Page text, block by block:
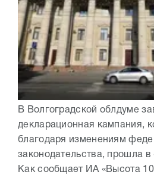
В Волгоградской облдуме
декларационная кампания,
благодаря изменениям
законодательства, прошла
Как сообщает ИА «Высота